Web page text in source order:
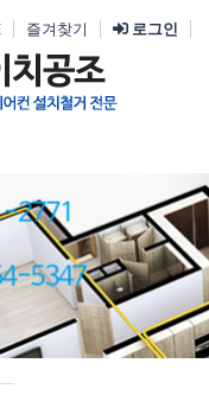
즐겨찾기 로그인